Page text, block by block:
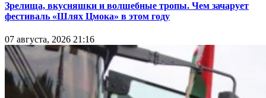
Зрелища, вкусняшки и волшебные тропы. Чем зачарует
фестиваль «Шлях Цмока» в этом году
07 августа, 2026 21:16